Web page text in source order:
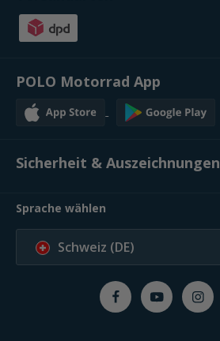
POLO Motorrad App
Sicherheit & Auszeichnungen
Sprache wählen
Schweiz (DE)